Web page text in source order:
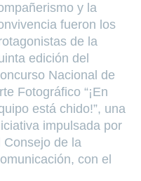
y la
fueron los
de la
edición del
Nacional de
Fotográfico “¡En
está chido!”, una
impulsada por
Consejo de la
con el